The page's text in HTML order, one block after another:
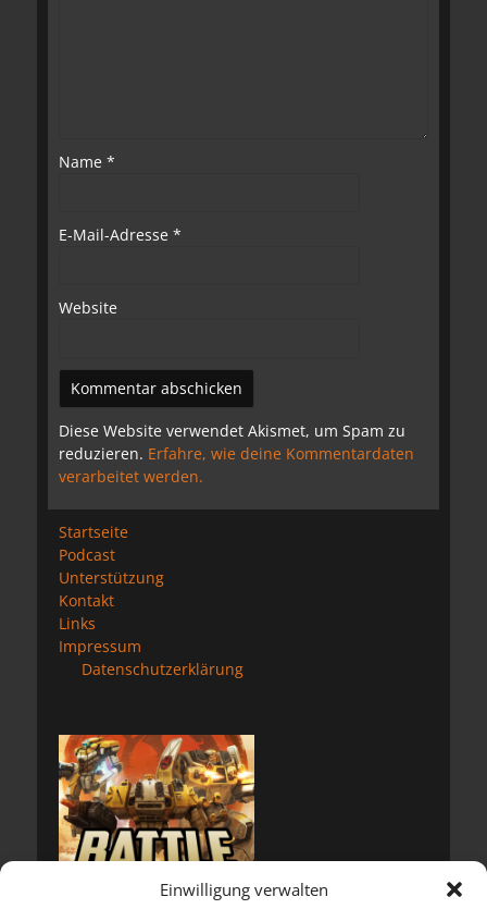
Einwilligung verwalten
Name *
E-Mail-Adresse *
Website
Diese Website verwendet Akismet, um Spam zu
reduzieren. Erfahre, wie deine Kommentardaten
verarbeitet werden.
Startseite
Podcast
Unterstützung
Kontakt
Links
Impressum
Datenschutzerklärung